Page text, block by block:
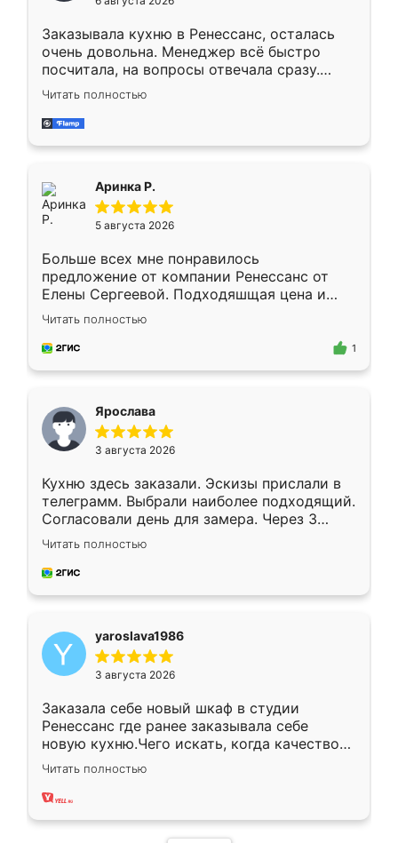
мебели буду заказывать только здесь.
Заказывала кухню в Ренессанс, осталась
очень довольна. Менеджер всё быстро
посчитала, на вопросы отвечала сразу.
Замерщик приехал в субботу, подошёл к
делу со всей ответственностью. Собрали
за день, ребята работали аккуратно, даже
Читать полностью
Аринка Р.
5 августа 2026
Больше всех мне понравилось
предложение от компании Ренессанс от
Елены Сергеевой. Подходяшщая цена и
короткие сроки изготовления. Приехавший
для замера сотрудник Владислав
предложил по моему эскизу самый
Читать полностью
1
Ярослава
3 августа 2026
Кухню здесь заказали. Эскизы прислали в
телеграмм. Выбрали наиболее подходящий.
Согласовали день для замера. Через 3
недели кухня была уже готова. Остались
довольны работой. Спасибо Ренессанс
мебель за качественную работу!
Читать полностью
yaroslava1986
3 августа 2026
Заказала себе новый шкаф в студии
Ренессанс где ранее заказывала себе
новую кухню.Чего искать, когда качеством
вполне довольна. Служит кухня уже почти
два года, нареканий нет.
Читать полностью